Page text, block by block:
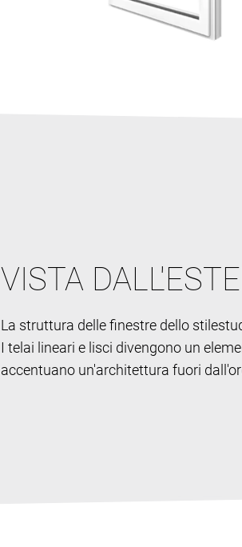
VISTA
La struttura delle finestre dello stile
I telai lineari e lisci divengono un
accentuano un'architettura fuori